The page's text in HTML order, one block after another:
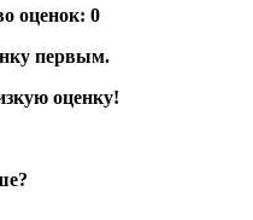
оценок: 0
первым.
оценку!